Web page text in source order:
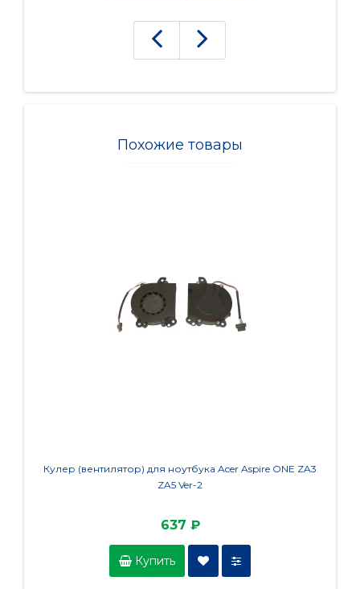
Похожие товары
Кулер (вентилятор) для ноутбука Acer Aspire ONE ZA3
ZA5 Ver-2
637 ₽
Купить